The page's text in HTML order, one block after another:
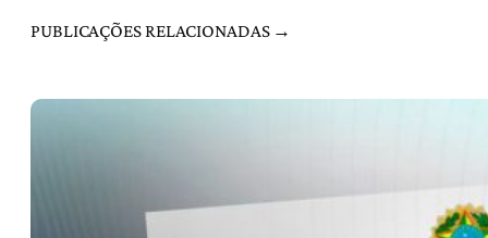
PUBLICAÇÕES RELACIONADAS →